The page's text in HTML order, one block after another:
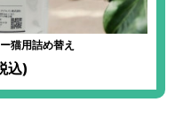
猫用詰め替え
込)